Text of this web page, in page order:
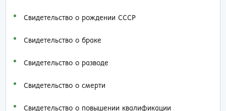
Свидетельство о рождении СССР
Свидетельство о браке
Свидетельство о разводе
Свидетельство о смерти
Свидетельство о повышении квалификации